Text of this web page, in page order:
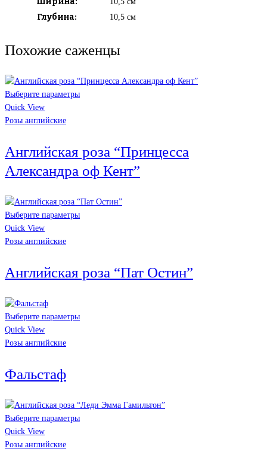
Глубина: 10,5 см
Похожие саженцы
Выберите параметры
Quick View
Розы английские
Английская роза “Принцесса
Александра оф Кент”
Выберите параметры
Quick View
Розы английские
Английская роза “Пат Остин”
Выберите параметры
Quick View
Розы английские
Фальстаф
Выберите параметры
Quick View
Розы английские